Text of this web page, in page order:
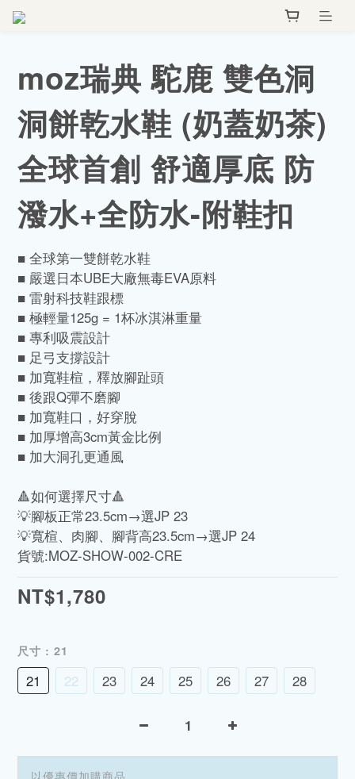
moz瑞典 駝鹿 雙色洞
洞餅乾水鞋 (奶蓋奶茶)
全球首創 舒適厚底 防
潑水+全防水-附鞋扣
■ 全球第一雙餅乾水鞋
■ 嚴選日本UBE大廠無毒EVA原料
■ 雷射科技鞋跟標
■ 極輕量125g = 1杯冰淇淋重量
■ 專利吸震設計
■ 足弓支撐設計
■ 加寬鞋楦，釋放腳趾頭
■ 後跟Q彈不磨腳
■ 加寬鞋口，好穿脫
■ 加厚增高3cm黃金比例
■ 加大洞孔更通風
🔺如何選擇尺寸🔺
💡腳板正常23.5cm→選JP 23
💡寬楦、肉腳、腳背高23.5cm→選JP 24
貨號:MOZ-SHOW-002-CRE
NT$1,780
尺寸 : 21
21 22 23 24 25 26 27 28